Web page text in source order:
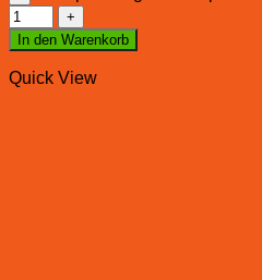
In den Warenkorb
Quick View